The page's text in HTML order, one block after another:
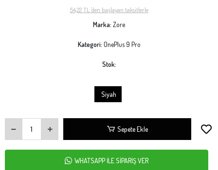
54,22 TL 'den başlayan taksitlerle
Marka: Zore
Kategori: OnePlus 9 Pro
Stok:
Siyah
Sepete Ekle
WHATSAPP İLE SİPARİŞ VER